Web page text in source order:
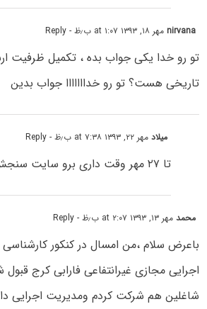
nirvanaمهر ۱۸, ۱۳۹۳ at ۱:۰۷ ب٫ظ - Reply
تو رو خدا یکی جواب بده ، تکمیل ظرفیت
تاریخی هست؟ تو رو خدااااااا جواب بدین
میلادمهر ۲۲, ۱۳۹۳ at ۷:۳۸ ب٫ظ - Reply
تا ۲۷ مهر وقت داری برو سایت سنجش
محمدمهر ۱۳, ۱۳۹۳ at ۲:۰۷ ب٫ظ - Reply
اجرایی مجازی غیرانتفاعی فارابی کرج
شاغلین هم شرکت کردم ومدیریت اجرایی